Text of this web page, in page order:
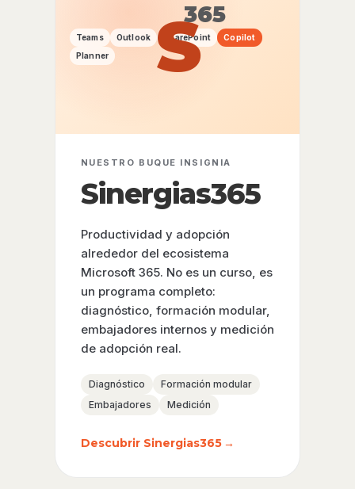
S365
Teams Outlook SharePoint
Copilot
Planner
NUESTRO BUQUE INSIGNIA
Sinergias365
Productividad y adopción
alrededor del ecosistema
Microsoft 365. No es un curso, es
un programa completo:
diagnóstico, formación modular,
embajadores internos y medición
de adopción real.
Diagnóstico
Formación modular
Embajadores
Medición
Descubrir Sinergias365 →